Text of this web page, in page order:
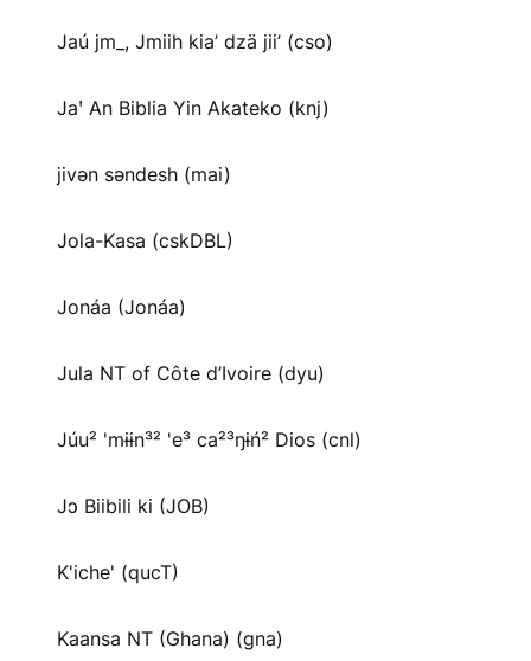
Jaú jm_, Jmiih kia’ dzä jii’ (cso)
Jaꞌ An Biblia Yin Akateko (knj)
jivən səndesh (mai)
Jola-Kasa (cskDBL)
Jonáa (Jonáa)
Jula NT of Côte d’Ivoire (dyu)
Júu² 'mɨɨn³² 'e³ ca²³ŋɨń² Dios (cnl)
Jɔ Biibili ki (JOB)
K'iche' (qucT)
Kaansa NT (Ghana) (gna)